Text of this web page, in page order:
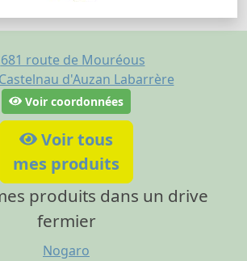
681 route de Mouréous
Castelnau d'Auzan Labarrère
Voir coordonnées
Voir tous
mes produits
produits dans un drive
fermier
Nogaro